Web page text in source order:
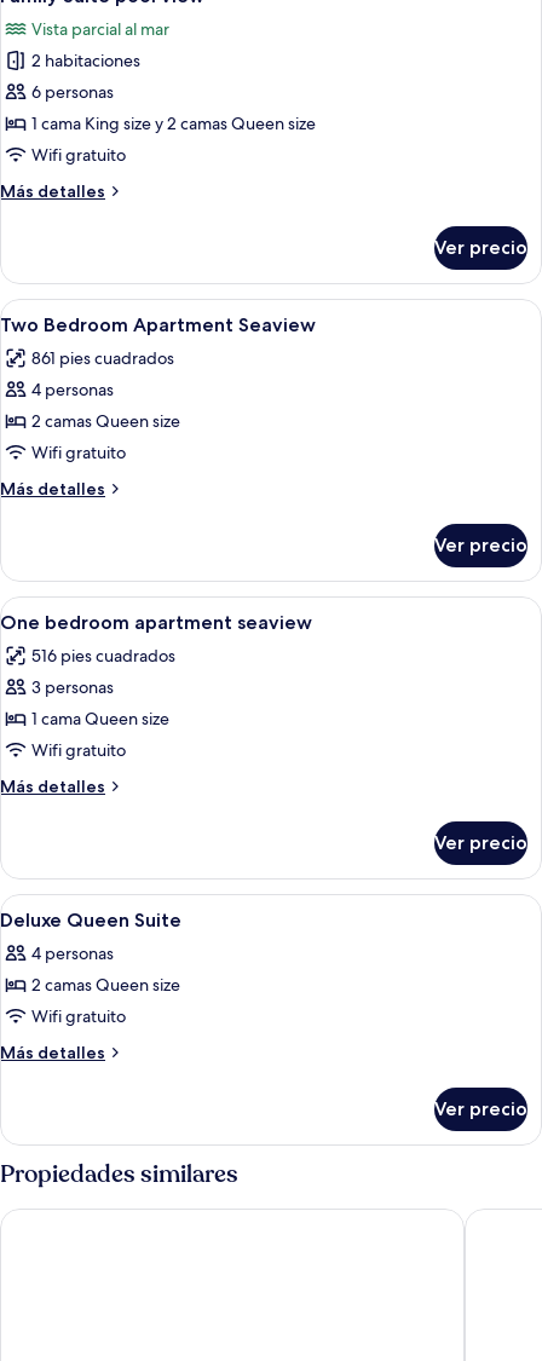
seaview
todas
las
fotos
de
Family
Suite
view
Vista parcial al mar
2 habitaciones
6 personas
1 cama King size y 2 camas Queen size
Wifi gratuito
Más detalles
Más
Suite
pool
view
Ver precio
Abrir
todas
las
fotos
de
Two
Bedroom
Apartment
Ropa de cama de alta calidad y
10
Two Bedroom Apartment Seaview
861 pies cuadrados
4 personas
2 camas Queen size
Wifi gratuito
Más detalles
Más
Bedroom
Apartment
Seaview
Ver precio
Abrir
todas
las
fotos
de
One
bedroom
apartment
Ropa de cama de alta calidad y
10
One bedroom apartment seaview
516 pies cuadrados
3 personas
1 cama Queen size
Wifi gratuito
Más detalles
Más
bedroom
apartment
seaview
Ver precio
Abrir
todas
las
fotos
de
Deluxe
Ropa de cama de alta calidad y
9
Deluxe Queen Suite
4 personas
2 camas Queen size
Wifi gratuito
Más detalles
Más
Queen
Suite
Ver precio
Propiedades similares
The Rif at Mangrove Beach Corendon Curacao All-Inclusive,
The